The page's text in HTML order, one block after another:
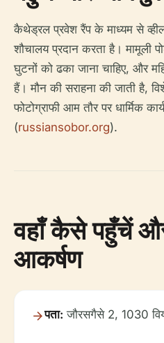
कैथेड्रल प्रवेश रैंप के माध्यम से
शौचालय प्रदान करता है।
घुटनों को ढका जाना चाहिए, और
हैं। मौन की सराहना की जाती है,
फोटोग्राफी आम तौर पर धार्मिक
(russiansobor.org).
वहाँ कैसे पहुँचें
आकर्षण
पता: जौरसगैसे 2, 1030